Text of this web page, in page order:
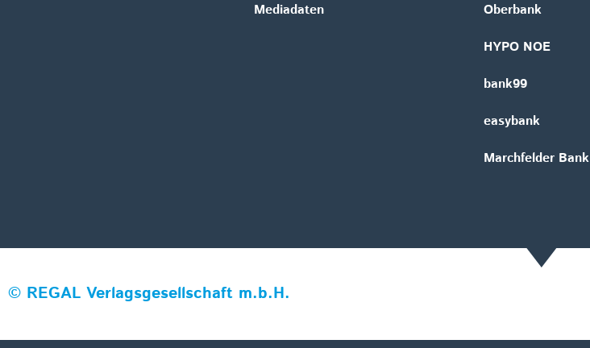
Mediadaten
Oberbank
HYPO NOE
bank99
easybank
Marchfelder Bank
© REGAL Verlagsgesellschaft m.b.H.